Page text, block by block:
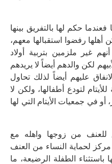
حكم لها بالتفريق بينها
أهلها رفضوا استقبالها معهم،
غير ملزمين بتربية أولاد
لكن والدهم أيضاً لا يريدهم
عليهم أيضاً لذلك تحاول
لتودع أطفالها، ولكن لا
في جمعيات الأيتام التي لها
من زوجها واهله مع
مركز لحماية النساء من العنف
الطفلة الرضيعة، ما